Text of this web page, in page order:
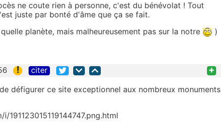
ne coute rien à personne, c'est du bénévolat ! Tout
juste par bonté d'âme que ça se fait.
planète, mais malheureusement pas sur la notre
)
! citer +
défigurer ce site exceptionnel aux nombreux monuments
191123015119144747.png.html